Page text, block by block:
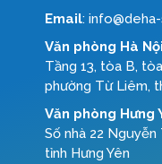
Email:
Văn phòng Hà
Tầng 13, tòa B,
phường Từ Liêm,
Văn phòng Hưng
Số nhà 22 Nguyễn
tỉnh Hưng Yên